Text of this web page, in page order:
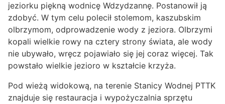
jeziorku piękną wodnicę Wdzydzannę. Postanowił ją
zdobyć. W tym celu polecił stolemom, kaszubskim
olbrzymom, odprowadzenie wody z jeziora. Olbrzymi
kopali wielkie rowy na cztery strony świata, ale wody
nie ubywało, wręcz pojawiało się jej coraz więcej. Tak
powstało wielkie jezioro w kształcie krzyża.
Pod wieżą widokową, na terenie Stanicy Wodnej PTTK
znajduje się restauracja i wypożyczalnia sprzętu